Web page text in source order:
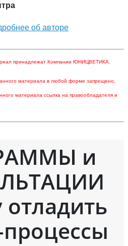
об авторе
принадлежат Компании ЮНИЦВЕТИКА.
материала в любой форме запрещено,
материала ссылка на правообладателя и
и